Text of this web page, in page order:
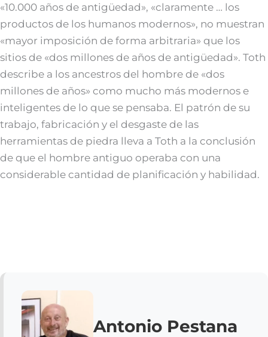
«10.000 años de antigüedad», «claramente … los
productos de los humanos modernos», no muestran
«mayor imposición de forma arbitraria» que los
sitios de «dos millones de años de antigüedad». Toth
describe a los ancestros del hombre de «dos
millones de años» como mucho más modernos e
inteligentes de lo que se pensaba. El patrón de su
trabajo, fabricación y el desgaste de las
herramientas de piedra lleva a Toth a la conclusión
de que el hombre antiguo operaba con una
considerable cantidad de planificación y habilidad.
Antonio Pestana